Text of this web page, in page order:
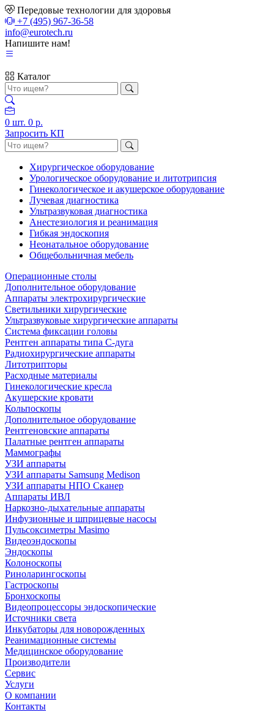
Передовые технологии для здоровья
+7 (495) 967-36-58
info@eurotech.ru
Напишите нам!
Каталог
0 шт. 0 р.
Запросить КП
Хирургическое оборудование
Урологическое оборудование и литотрипсия
Гинекологическое и акушерское оборудование
Лучевая диагностика
Ультразвуковая диагностика
Анестезиология и реанимация
Гибкая эндоскопия
Неонатальное оборудование
Общебольничная мебель
Операционные столы
Дополнительное оборудование
Аппараты электрохирургические
Светильники хирургические
Ультразвуковые хирургические аппараты
Система фиксации головы
Рентген аппараты типа С-дуга
Радиохирургические аппараты
Литотрипторы
Расходные материалы
Гинекологические кресла
Акушерские кровати
Кольпоскопы
Дополнительное оборудование
Рентгеновские аппараты
Палатные рентген аппараты
Маммографы
УЗИ аппараты
УЗИ аппараты Samsung Medison
УЗИ аппараты НПО Сканер
Аппараты ИВЛ
Наркозно-дыхательные аппараты
Инфузионные и шприцевые насосы
Пульсоксиметры Masimo
Видеоэндоскопы
Эндоскопы
Колоноскопы
Риноларингоскопы
Гастроскопы
Бронхоскопы
Видеопроцессоры эндоскопические
Источники света
Инкубаторы для новорожденных
Реанимационные системы
Медицинское оборудование
Производители
Сервис
Услуги
О компании
Контакты